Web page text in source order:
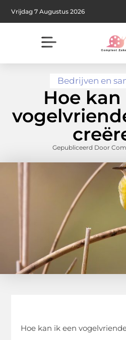
Vrijdag 7 Augustus 2026
Bedrijven en
Hoe
Gepubliceerd Door
Hoe kan ik een